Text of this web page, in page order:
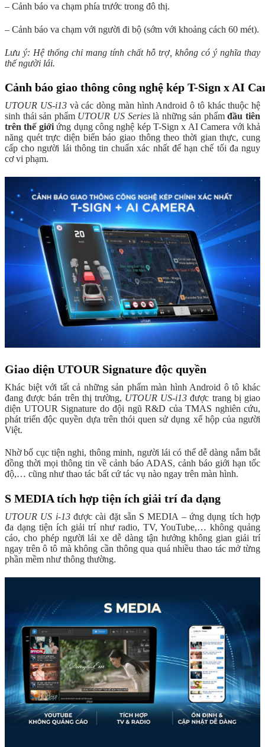
– Cảnh báo va chạm phía trước trong đô thị.
– Cảnh báo va chạm với người đi bộ (sớm với khoảng cách 60 mét).
Lưu ý: Hệ thống chỉ mang tính chất hỗ trợ, không có ý nghĩa thay
thế người lái.
Cảnh báo giao thông công nghệ kép T-Sign x AI
UTOUR US-i13 và các dòng màn hình Android ô tô khác thuộc hệ
sinh thái sản phẩm UTOUR US Serieslà những sản phẩmđầu tiên
trên thế giớiứng dụng công nghệ kép T-Sign x AI Camera với khả
năng quét trực diện biển báo giao thông theo thời gian thực, cung
cấp cho người lái thông tin chuẩn xác nhất để hạn chế tối đa nguy
cơ vi phạm.
Giao diện UTOUR Signature độc quyền
Khác biệt với tất cả những sản phẩm màn hình Android ô tô khác
đang được bán trên thị trường, UTOUR US-i13được trang bị giao
diện UTOUR Signature do đội ngũ R&D của TMAS nghiên cứu,
phát triển độc quyền dựa trên thói quen sử dụng xế hộp của người
Việt.
Nhờ bố cục tiện nghi, thông minh, người lái có thể dễ dàng nắm bắt
đồng thời mọi thông tin về cảnh báo ADAS, cảnh báo giới hạn tốc
độ,… cũng như thao tác bất cứ tác vụ nào ngay trên màn hình.
S MEDIA tích hợp tiện ích giải trí đa dạng
UTOUR US i-13 được cài đặt sẵn S MEDIA – ứng dụng tích hợp
đa dạng tiện ích giải trí như radio, TV, YouTube,… không quảng
cáo, cho phép người lái xe dễ dàng tận hưởng không gian giải trí
ngay trên ô tô mà không cần thông qua quá nhiều thao tác mở từng
phần mềm như thông thường.